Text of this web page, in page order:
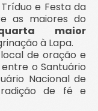
e Festa da
as maiores do
maior
à Lapa.
de oração e
o Santuário
Nacional de
de fé e